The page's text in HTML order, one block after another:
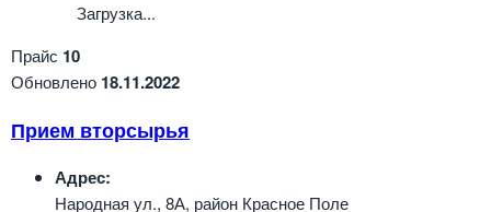
Загрузка...
Прайс 10
Обновлено 18.11.2022
Прием вторсырья
Адрес:
Народная ул., 8А, район Красное Поле